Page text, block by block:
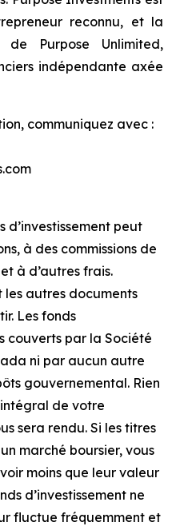
reconnu, et la
Purpose Unlimited,
indépendante axée
communiquez avec :
d’investissement peut
à des commissions de
à d’autres frais.
les autres documents
Les fonds
couverts par la Société
ni par aucun autre
gouvernemental. Rien
de votre
sera rendu. Si les titres
marché boursier, vous
moins que leur valeur
d’investissement ne
fluctue fréquemment et